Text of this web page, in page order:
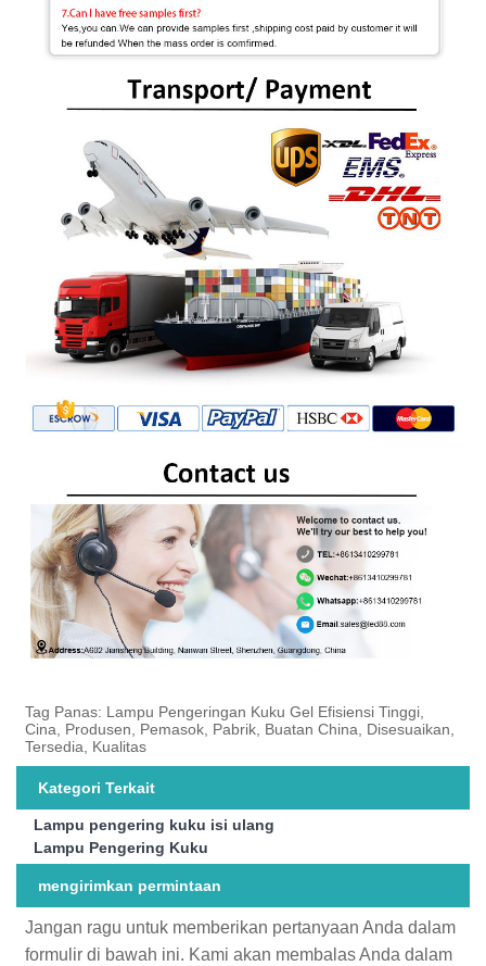
Tag Panas: Lampu Pengeringan Kuku Gel Efisiensi Tinggi,
Cina, Produsen, Pemasok, Pabrik, Buatan China, Disesuaikan,
Tersedia, Kualitas
Kategori Terkait
Lampu pengering kuku isi ulang
Lampu Pengering Kuku
mengirimkan permintaan
Jangan ragu untuk memberikan pertanyaan Anda dalam
formulir di bawah ini. Kami akan membalas Anda dalam